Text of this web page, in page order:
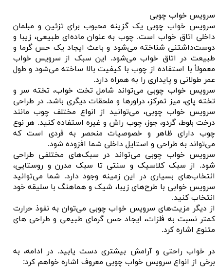
سرویس خواب چوبی
سرویس خواب چوبی یک گزینه محبوب برای تزئین و مبلمان
داخلی اتاق خواب است. چوب به عنوان ماده‌ای طبیعی، زیبا و
دوست‌داشتنی شناخته می‌شود و باعث ایجاد یک حس گرما و
طبیعت در اتاق خواب می‌شود. این سبک از سرویس خواب
معمولاً با استفاده از چوب با کیفیت بالا ساخته می‌شود و طول
عمر طولانی و پایداری را به همراه دارد.
سرویس خواب چوبی می‌تواند شامل تخت خواب، تخته سر و
تخته پای، میز تمرکز، دراورها و ملحقات دیگری باشد. در طراحی
سرویس خواب چوبی، می‌توانید از انواع مختلف چوب مانند
درخت بلوط، گردو، جوز، چوب راش و غیره استفاده کنید. هر نوع
چوب دارای ظاهر و خصوصیات منحصر به فردی است که
می‌تواند به طراحی و استایل داخلی شما افزوده شود.
سرویس خواب چوبی می‌تواند در سبک‌های مختلفی طراحی
شود. از سبک کلاسیک و سنتی تا سبک مدرن و روستایی،
انتخاب‌های بسیاری در این زمینه وجود دارد. شما می‌توانید
سرویس خوابی با طرح‌های زیبا، شیک و هماهنگ با سلیقه خود
انتخاب کنید.
از دیگر مزیت‌های سرویس خواب چوبی می‌توان به نفوذ حرارت
کمتر نسبت به فلزات، ایجاد حس گرمای طبیعی و طراحی های
متنوع اشاره کرد.
در خواب راحتی و آرامش بیشتری دست یابید. در ادامه، به
برخی از انواع سرویس خواب چوبی معروف اشاره خواهم کرد: